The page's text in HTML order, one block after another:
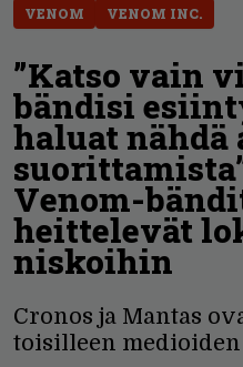
VENOM VENOM INC.
”Katso vain
bändisi
haluat
Venom-
heittelevät
niskoihin
Cronos ja Mantas
toisilleen